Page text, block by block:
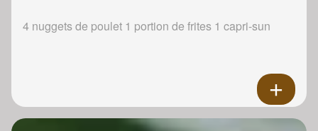
4 nuggets de poulet 1 portion de frites 1 capri-sun